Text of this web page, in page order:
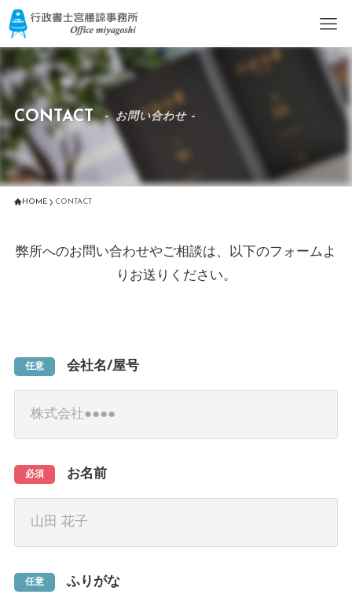
CONTACT – お問い合わせ –
HOME CONTACT
弊所へのお問い合わせやご相談は、以下のフォームよ
りお送りください。
任意 会社名/屋号
必須 お名前
任意 ふりがな